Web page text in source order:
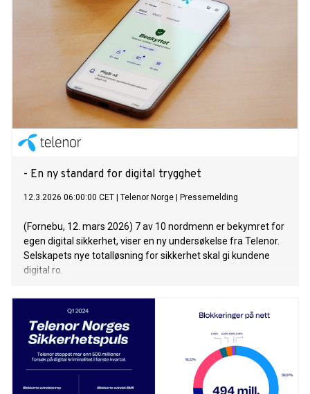
- En ny standard for digital trygghet
12.3.2026 06:00:00 CET Telenor Norge Pressemelding
(Fornebu, 12. mars 2026) 7 av 10 nordmenn er bekymret for
egen digital sikkerhet, viser en ny undersøkelse fra Telenor.
Selskapets nye totalløsning for sikkerhet skal gi kundene
digital ro.